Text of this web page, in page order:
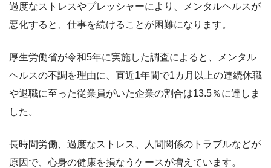
過度なストレスやプレッシャーにより、メンタルヘルスが
悪化すると、仕事を続けることが困難になります。
厚生労働省が令和5年に実施した調査によると、メンタル
ヘルスの不調を理由に、直近1年間で1カ月以上の連続休職
や退職に至った従業員がいた企業の割合は13.5％に達しま
した。
長時間労働、過度なストレス、人間関係のトラブルなどが
原因で、心身の健康を損なうケースが増えています。